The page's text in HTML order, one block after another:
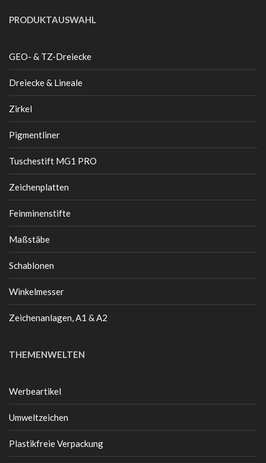
PRODUKTAUSWAHL
GEO- & TZ-Dreiecke
Dreiecke & Lineale
Zirkel
Pigmentliner
Tuschestift MG1 PRO
Zeichenplatten
Feinminenstifte
Maßstäbe
Schablonen
Winkelmesser
Zeichenanlagen, A1 & A2
THEMENWELTEN
Werbeartikel
Umweltzeichen
Plastikfreie Verpackung